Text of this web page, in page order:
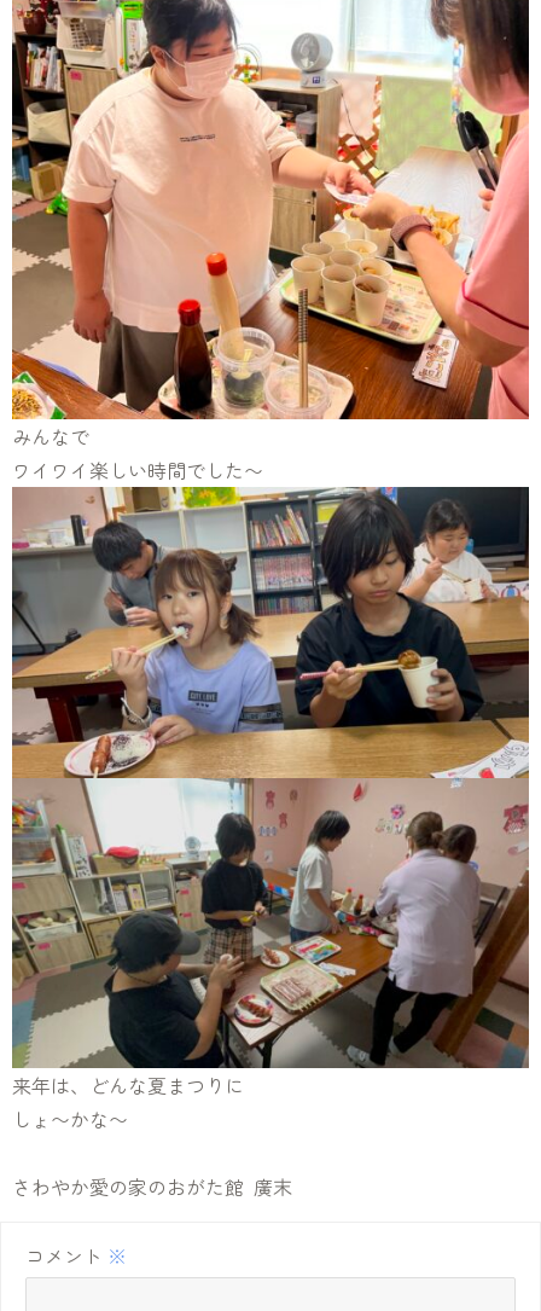
みんなで
ワイワイ楽しい時間でした〜
来年は、どんな夏まつりに
しょ〜かな〜
さわやか愛の家のおがた館 廣末
コメント ※